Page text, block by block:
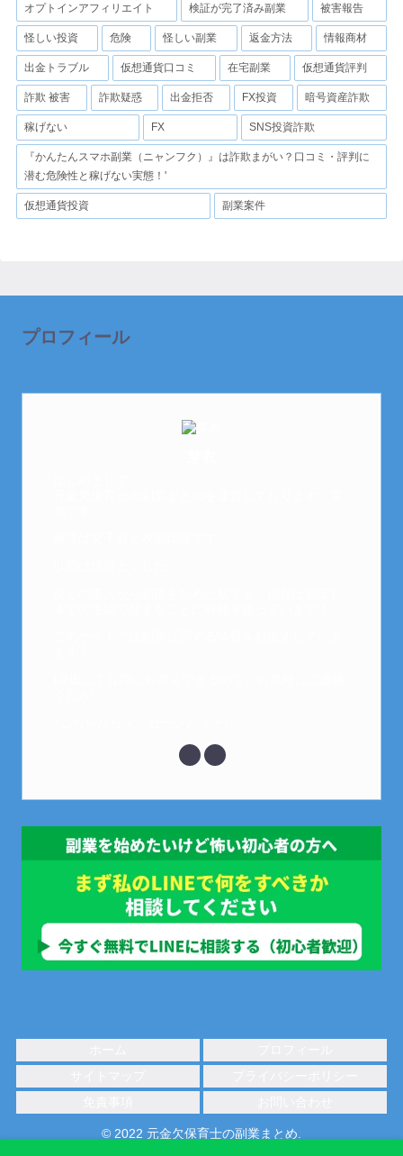
オプトインアフィリエイト 検証が完了済み副業 被害報告
怪しい投資 危険 怪しい副業 返金方法 情報商材
出金トラブル 仮想通貨口コミ 在宅副業 仮想通貨評判
詐欺 被害 詐欺疑惑 出金拒否 FX投資 暗号資産詐欺
稼げない FX SNS投資詐欺
『かんたんスマホ副業（ニャンフク）』は詐欺まがい？口コミ・評判に
潜む危険性と稼げない実態！'
仮想通貨投資 副業案件
プロフィール
© 2022 元金欠保育士の副業まとめ.